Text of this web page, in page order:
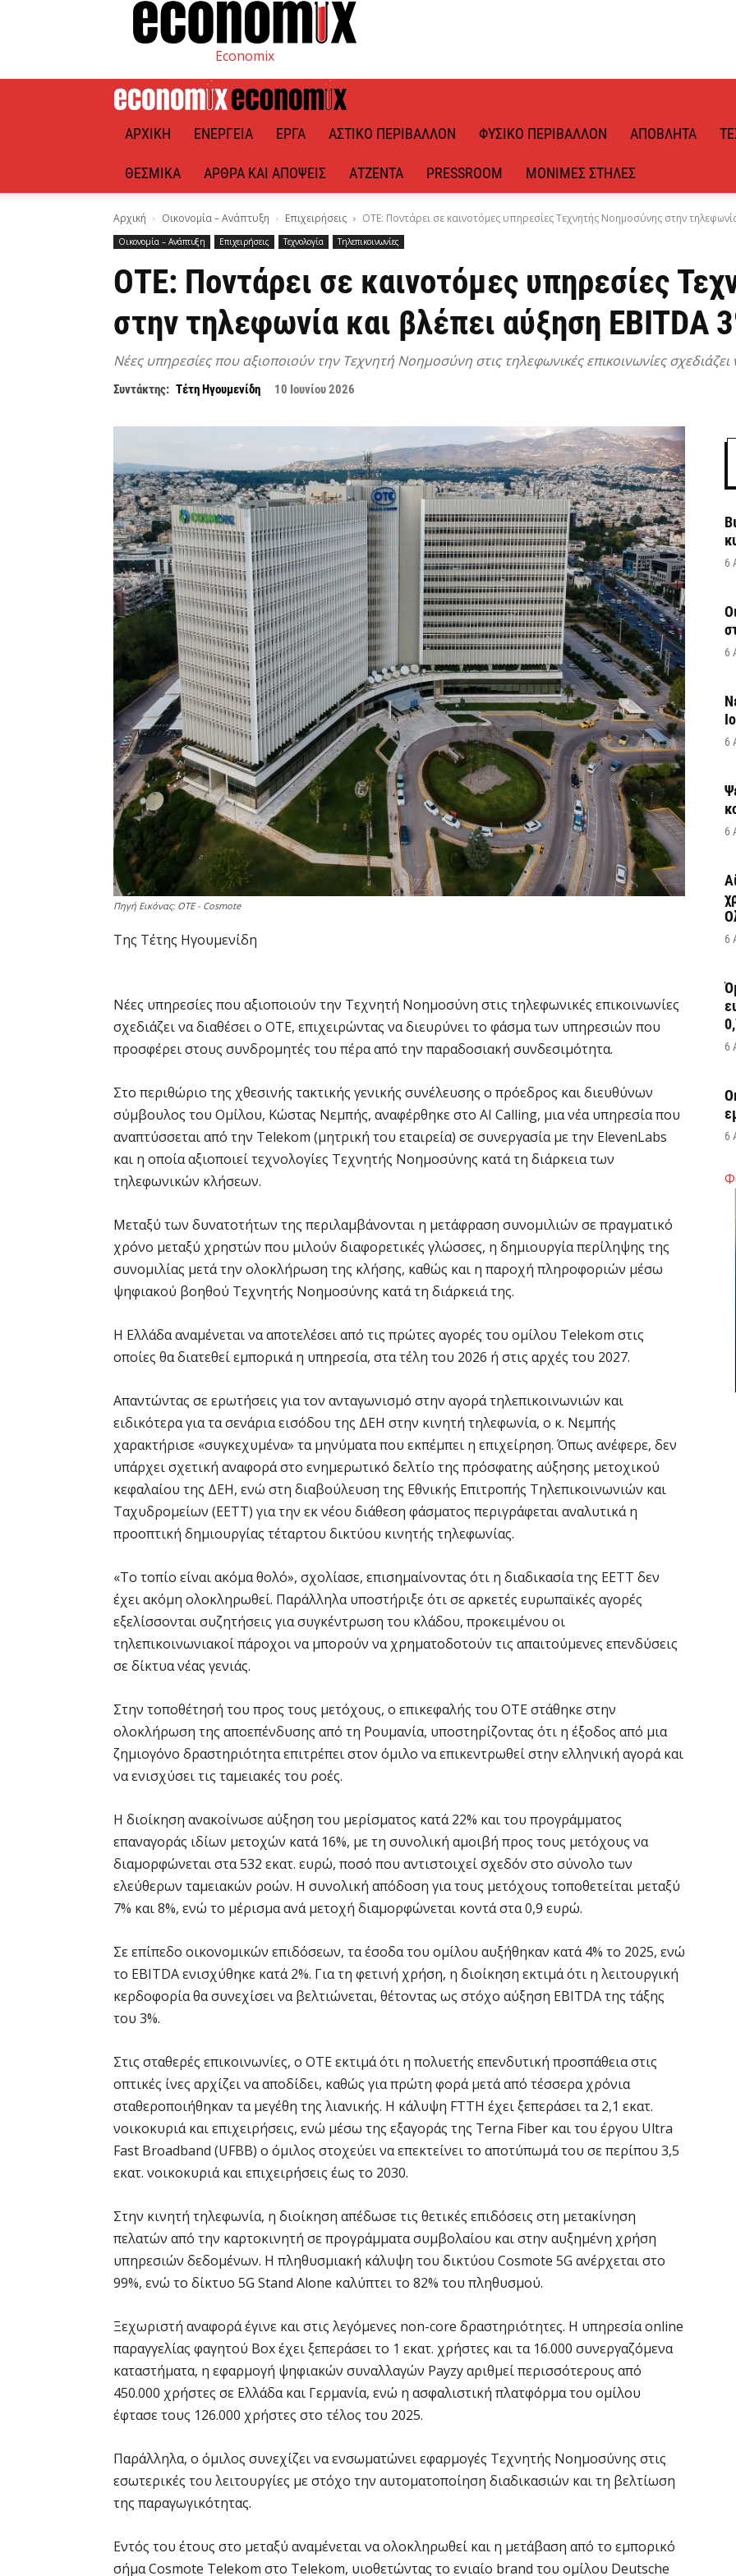
Economix
ΑΡΧΙΚΉ ΕΝΈΡΓΕΙΑ ΈΡΓΑ ΑΣΤΙΚΌ ΠΕΡΙΒΆΛΛΟΝ ΦΥΣΙΚΌ ΠΕΡΙΒΆΛΛΟΝ ΑΠΌΒΛΗΤΑ
ΘΕΣΜΙΚΆ ΆΡΘΡΑ ΚΑΙ ΑΠΌΨΕΙΣ ΑΤΖΈΝΤΑ PRESSROOM ΜΌΝΙΜΕΣ ΣΤΉΛΕΣ
Αρχική Οικονομία – Ανάπτυξη Επιχειρήσεις ΟΤΕ: Ποντάρει σε καινοτόμες υπηρεσίες Τεχνητής Νοημοσύνης στην
Οικονομία – Ανάπτυξη Επιχειρήσεις Τεχνολογία Τηλεπικοινωνίες
ΟΤΕ: Ποντάρει σε καινοτόμες υπηρεσίες
στην τηλεφωνία και βλέπει αύξηση EBITDA
Νέες υπηρεσίες που αξιοποιούν την Τεχνητή Νοημοσύνη στις τηλεφωνικές επικοινωνίες σχεδιάζει
Συντάκτης: Τέτη Ηγουμενίδη 10 Ιουνίου 2026
Πηγή Εικόνας: ΟΤΕ - Cosmote
Της Τέτης Ηγουμενίδη
Νέες υπηρεσίες που αξιοποιούν την Τεχνητή Νοημοσύνη στις τηλεφωνικές επικοινωνίες
σχεδιάζει να διαθέσει ο ΟΤΕ, επιχειρώντας να διευρύνει το φάσμα των υπηρεσιών που
προσφέρει στους συνδρομητές του πέρα από την παραδοσιακή συνδεσιμότητα.
Στο περιθώριο της χθεσινής τακτικής γενικής συνέλευσης ο πρόεδρος και διευθύνων
σύμβουλος του Ομίλου, Κώστας Νεμπής, αναφέρθηκε στο AI Calling, μια νέα υπηρεσία που
αναπτύσσεται από την Telekom (μητρική του εταιρεία) σε συνεργασία με την ElevenLabs
και η οποία αξιοποιεί τεχνολογίες Τεχνητής Νοημοσύνης κατά τη διάρκεια των
τηλεφωνικών κλήσεων.
Μεταξύ των δυνατοτήτων της περιλαμβάνονται η μετάφραση συνομιλιών σε πραγματικό
χρόνο μεταξύ χρηστών που μιλούν διαφορετικές γλώσσες, η δημιουργία περίληψης της
συνομιλίας μετά την ολοκλήρωση της κλήσης, καθώς και η παροχή πληροφοριών μέσω
ψηφιακού βοηθού Τεχνητής Νοημοσύνης κατά τη διάρκειά της.
Η Ελλάδα αναμένεται να αποτελέσει από τις πρώτες αγορές του ομίλου Telekom στις
οποίες θα διατεθεί εμπορικά η υπηρεσία, στα τέλη του 2026 ή στις αρχές του 2027.
Απαντώντας σε ερωτήσεις για τον ανταγωνισμό στην αγορά τηλεπικοινωνιών και
ειδικότερα για τα σενάρια εισόδου της ΔΕΗ στην κινητή τηλεφωνία, ο κ. Νεμπής
χαρακτήρισε «συγκεχυμένα» τα μηνύματα που εκπέμπει η επιχείρηση. Όπως ανέφερε, δεν
υπάρχει σχετική αναφορά στο ενημερωτικό δελτίο της πρόσφατης αύξησης μετοχικού
κεφαλαίου της ΔΕΗ, ενώ στη διαβούλευση της Εθνικής Επιτροπής Τηλεπικοινωνιών και
Ταχυδρομείων (ΕΕΤΤ) για την εκ νέου διάθεση φάσματος περιγράφεται αναλυτικά η
προοπτική δημιουργίας τέταρτου δικτύου κινητής τηλεφωνίας.
«Το τοπίο είναι ακόμα θολό», σχολίασε, επισημαίνοντας ότι η διαδικασία της ΕΕΤΤ δεν
έχει ακόμη ολοκληρωθεί. Παράλληλα υποστήριξε ότι σε αρκετές ευρωπαϊκές αγορές
εξελίσσονται συζητήσεις για συγκέντρωση του κλάδου, προκειμένου οι
τηλεπικοινωνιακοί πάροχοι να μπορούν να χρηματοδοτούν τις απαιτούμενες επενδύσεις
σε δίκτυα νέας γενιάς.
Στην τοποθέτησή του προς τους μετόχους, ο επικεφαλής του ΟΤΕ στάθηκε στην
ολοκλήρωση της αποεπένδυσης από τη Ρουμανία, υποστηρίζοντας ότι η έξοδος από μια
ζημιογόνο δραστηριότητα επιτρέπει στον όμιλο να επικεντρωθεί στην ελληνική αγορά και
να ενισχύσει τις ταμειακές του ροές.
Η διοίκηση ανακοίνωσε αύξηση του μερίσματος κατά 22% και του προγράμματος
επαναγοράς ιδίων μετοχών κατά 16%, με τη συνολική αμοιβή προς τους μετόχους να
διαμορφώνεται στα 532 εκατ. ευρώ, ποσό που αντιστοιχεί σχεδόν στο σύνολο των
ελεύθερων ταμειακών ροών. Η συνολική απόδοση για τους μετόχους τοποθετείται μεταξύ
7% και 8%, ενώ το μέρισμα ανά μετοχή διαμορφώνεται κοντά στα 0,9 ευρώ.
Σε επίπεδο οικονομικών επιδόσεων, τα έσοδα του ομίλου αυξήθηκαν κατά 4% το 2025, ενώ
το EBITDA ενισχύθηκε κατά 2%. Για τη φετινή χρήση, η διοίκηση εκτιμά ότι η λειτουργική
κερδοφορία θα συνεχίσει να βελτιώνεται, θέτοντας ως στόχο αύξηση EBITDA της τάξης
του 3%.
Στις σταθερές επικοινωνίες, ο ΟΤΕ εκτιμά ότι η πολυετής επενδυτική προσπάθεια στις
οπτικές ίνες αρχίζει να αποδίδει, καθώς για πρώτη φορά μετά από τέσσερα χρόνια
σταθεροποιήθηκαν τα μεγέθη της λιανικής. Η κάλυψη FTTH έχει ξεπεράσει τα 2,1 εκατ.
νοικοκυριά και επιχειρήσεις, ενώ μέσω της εξαγοράς της Terna Fiber και του έργου Ultra
Fast Broadband (UFBB) ο όμιλος στοχεύει να επεκτείνει το αποτύπωμά του σε περίπου 3,5
εκατ. νοικοκυριά και επιχειρήσεις έως το 2030.
Στην κινητή τηλεφωνία, η διοίκηση απέδωσε τις θετικές επιδόσεις στη μετακίνηση
πελατών από την καρτοκινητή σε προγράμματα συμβολαίου και στην αυξημένη χρήση
υπηρεσιών δεδομένων. Η πληθυσμιακή κάλυψη του δικτύου Cosmote 5G ανέρχεται στο
99%, ενώ το δίκτυο 5G Stand Alone καλύπτει το 82% του πληθυσμού.
Ξεχωριστή αναφορά έγινε και στις λεγόμενες non-core δραστηριότητες. Η υπηρεσία online
παραγγελίας φαγητού Box έχει ξεπεράσει το 1 εκατ. χρήστες και τα 16.000 συνεργαζόμενα
καταστήματα, η εφαρμογή ψηφιακών συναλλαγών Payzy αριθμεί περισσότερους από
450.000 χρήστες σε Ελλάδα και Γερμανία, ενώ η ασφαλιστική πλατφόρμα του ομίλου
έφτασε τους 126.000 χρήστες στο τέλος του 2025.
Παράλληλα, ο όμιλος συνεχίζει να ενσωματώνει εφαρμογές Τεχνητής Νοημοσύνης στις
εσωτερικές του λειτουργίες με στόχο την αυτοματοποίηση διαδικασιών και τη βελτίωση
της παραγωγικότητας.
Εντός του έτους στο μεταξύ αναμένεται να ολοκληρωθεί και η μετάβαση από το εμπορικό
σήμα Cosmote Telekom στο Telekom, υιοθετώντας το ενιαίο brand του ομίλου Deutsche
6
6
6
6
6
6
6